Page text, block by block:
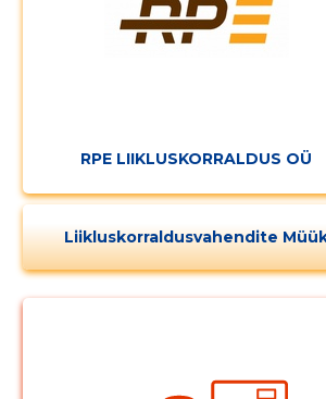
RPE LIIKLUSKORRALDUS OÜ
Liikluskorraldusvahendite